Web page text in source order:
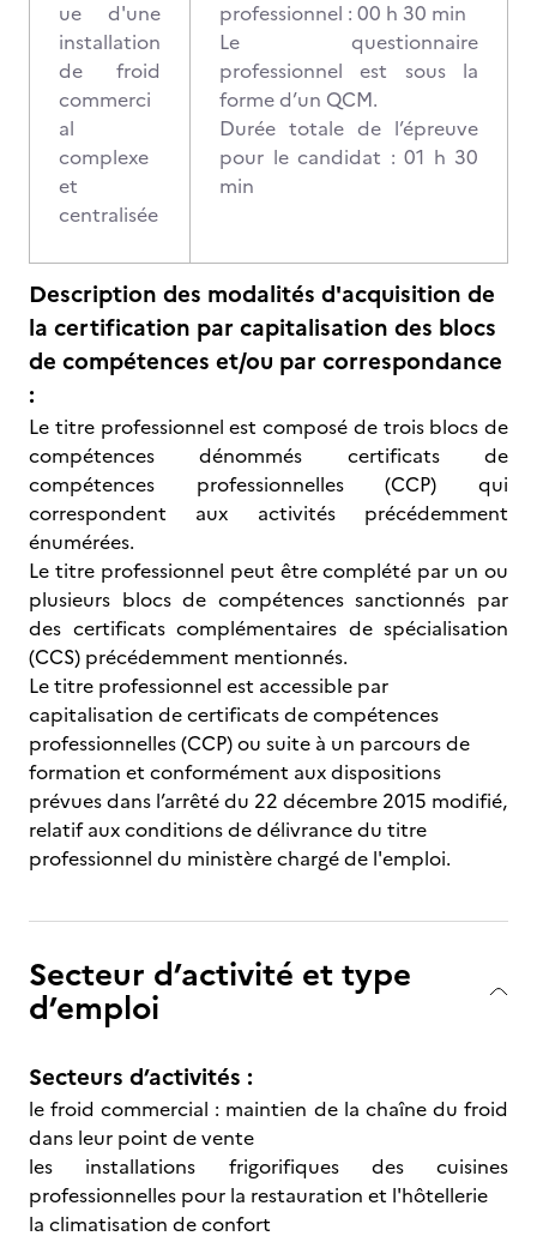
ue d'une
installation
de froid
commerci
al
complexe
et
centralisée
professionnel : 00 h 30 min
Le questionnaire
professionnel est sous la
forme d’un QCM.
Durée totale de l’épreuve
pour le candidat : 01 h 30
min
Description des modalités d'acquisition de
la certification par capitalisation des blocs
de compétences et/ou par correspondance
:
Le titre professionnel est composé de trois blocs de
compétences dénommés certificats de
compétences professionnelles (CCP) qui
correspondent aux activités précédemment
énumérées.
Le titre professionnel peut être complété par un ou
plusieurs blocs de compétences sanctionnés par
des certificats complémentaires de spécialisation
(CCS) précédemment mentionnés.
Le titre professionnel est accessible par
capitalisation de certificats de compétences
professionnelles (CCP) ou suite à un parcours de
formation et conformément aux dispositions
prévues dans l’arrêté du 22 décembre 2015 modifié,
relatif aux conditions de délivrance du titre
professionnel du ministère chargé de l'emploi.
Secteur d’activité et type
d’emploi
Secteurs d’activités :
le froid commercial : maintien de la chaîne du froid
dans leur point de vente
les installations frigorifiques des cuisines
professionnelles pour la restauration et l'hôtellerie
la climatisation de confort